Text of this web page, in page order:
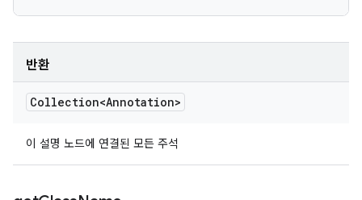
반환
Collection<Annotation>
이 설명 노드에 연결된 모든 주석